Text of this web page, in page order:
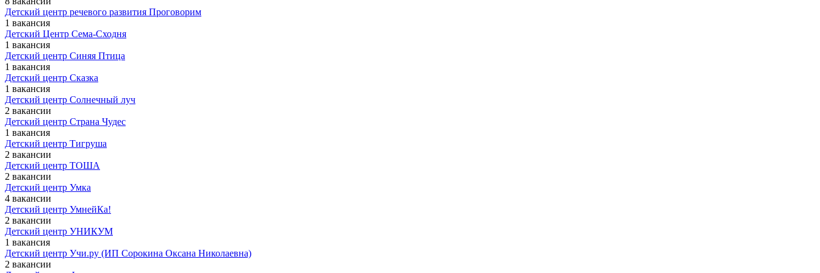
Детский центр речевого развития Проговорим
1 вакансия
Детский Центр Сема-Сходня
1 вакансия
Детский центр Синяя Птица
1 вакансия
Детский центр Сказка
1 вакансия
Детский центр Солнечный луч
2 вакансии
Детский центр Страна Чудес
1 вакансия
Детский центр Тигруша
2 вакансии
Детский центр ТОША
2 вакансии
Детский центр Умка
4 вакансии
Детский центр УмнейКа!
2 вакансии
Детский центр УНИКУМ
1 вакансия
Детский центр Учи.ру (ИП Сорокина Оксана Николаевна)
2 вакансии